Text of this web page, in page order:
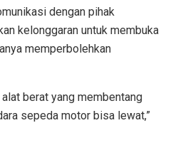
dengan pihak
kelonggaran untuk membuka
memperbolehkan
berat yang membentang
sepeda motor bisa lewat,”